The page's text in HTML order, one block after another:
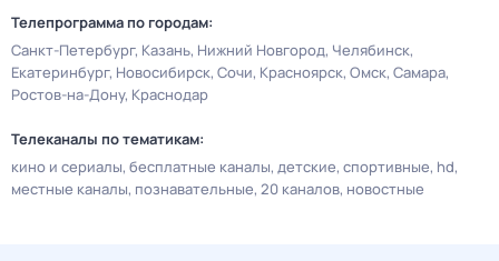
Телепрограмма по городам:
Санкт-Петербург Казань Нижний Новгород Челябинск
Екатеринбург Новосибирск Сочи Красноярск Омск Самара
Ростов-на-Дону Краснодар
Телеканалы по тематикам:
кино и сериалы бесплатные каналы детские спортивные hd
местные каналы познавательные 20 каналов новостные